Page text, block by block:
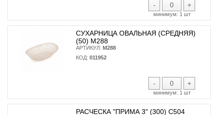
- +
минимум: 1 шт
СУХАРНИЦА ОВАЛЬНАЯ (СРЕДНЯЯ)
(50) М288
АРТИКУЛ: М288
КОД: 011952
- +
минимум: 1 шт
РАСЧЕСКА "ПРИМА 3" (300) С504